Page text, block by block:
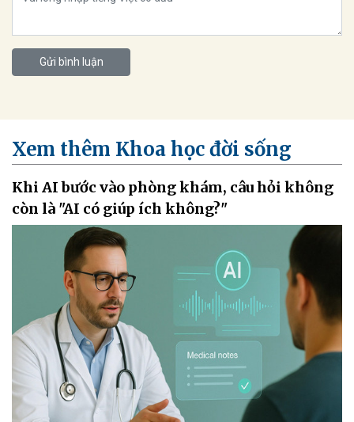
Gửi bình luận
Xem thêm Khoa học đời sống
Khi AI bước vào phòng khám, câu hỏi không
còn là "AI có giúp ích không?"